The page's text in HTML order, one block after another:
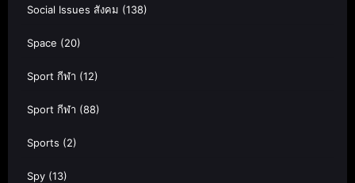
Social Issues สังคม (138)
Space (20)
Sport กีฬา (12)
Sport กีฬา (88)
Sports (2)
Spy (13)